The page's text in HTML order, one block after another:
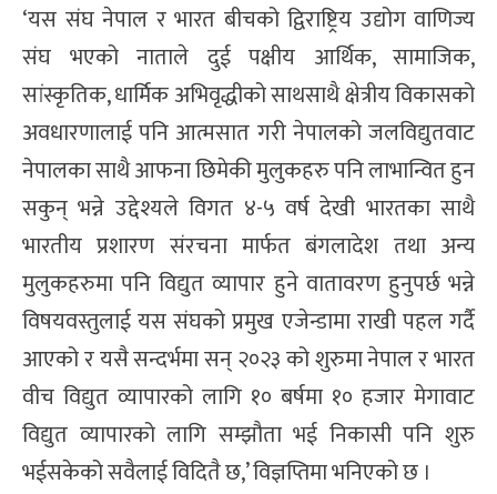
‘यस संघ नेपाल र भारत बीचको द्विराष्ट्रिय उद्योग वाणिज्य
संघ भएको नाताले दुई पक्षीय आर्थिक, सामाजिक,
सांस्कृतिक, धार्मिक अभिवृद्धीको साथसाथै क्षेत्रीय विकासको
अवधारणालाई पनि आत्मसात गरी नेपालको जलविद्युतवाट
नेपालका साथै आफना छिमेकी मुलुकहरु पनि लाभान्वित हुन
सकुन् भन्ने उद्देश्यले विगत ४-५ वर्ष देखी भारतका साथै
भारतीय प्रशारण संरचना मार्फत बंगलादेश तथा अन्य
मुलुकहरुमा पनि विद्युत व्यापार हुने वातावरण हुनुपर्छ भन्ने
विषयवस्तुलाई यस संघको प्रमुख एजेन्डामा राखी पहल गर्दै
आएको र यसै सन्दर्भमा सन् २०२३ को शुरुमा नेपाल र भारत
वीच विद्युत व्यापारको लागि १० बर्षमा १० हजार मेगावाट
विद्युत व्यापारको लागि सम्झौता भई निकासी पनि शुरु
भईसकेको सवैलाई विदितै छ,’ विज्ञप्तिमा भनिएको छ ।